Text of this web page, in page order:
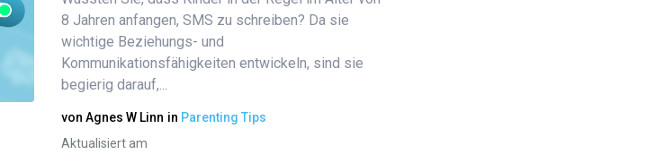
Diesen Artikel teilen
Facebook Link kopieren
8 Jahren anfangen, SMS zu schreiben? Da sie
wichtige Beziehungs- und
Kommunikationsfähigkeiten entwickeln, sind sie
begierig darauf,...
von Agnes W Linn in Parenting Tips
Aktualisiert am